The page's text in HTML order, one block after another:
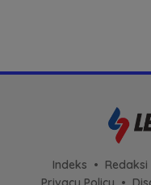
Indeks Redaksi